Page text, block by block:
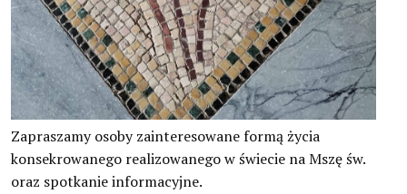
Zapraszamy osoby zainteresowane formą życia
konsekrowanego realizowanego w świecie na Mszę św.
oraz spotkanie informacyjne.